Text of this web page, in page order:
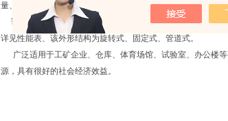
量、风压高于国内通用的T35轴流风机性能。
该机按照叶轮直径不同，共分为十四个机号，每机号片数均
详见性能表、该外形结构为旋转式、固定式、管道式。
广泛适用于工矿企业、仓库、体育场馆、试验室、办公楼
源，具有很好的社会经济效益。